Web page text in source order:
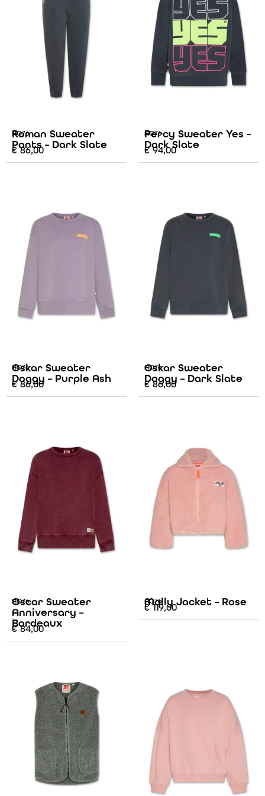
AO76
Roman Sweater
Pants – Dark Slate
€86,00
AO76
Percy Sweater Yes –
Dark Slate
€94,00
AO76
Oskar Sweater
Doggy – Purple Ash
€86,00
AO76
Oskar Sweater
Doggy – Dark Slate
€86,00
AO76
Oscar Sweater
Anniversary –
Bordeaux
€84,00
AO76
Molly Jacket – Rose
€119,00